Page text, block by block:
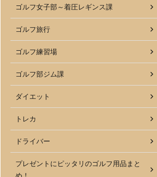
ゴルフ女子部～着圧レギンス課
ゴルフ旅行
ゴルフ練習場
ゴルフ部ジム課
ダイエット
トレカ
ドライバー
プレゼントにピッタリのゴルフ用品まと
め！